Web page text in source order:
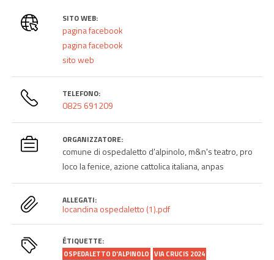
SITO WEB:
pagina facebook
pagina facebook
sito web
TELEFONO:
0825 691209
ORGANIZZATORE:
comune di ospedaletto d'alpinolo, m&n's teatro, pro
loco la fenice, azione cattolica italiana, anpas
ALLEGATI:
locandina ospedaletto (1).pdf
ÉTIQUETTE:
OSPEDALETTO D'ALPINOLO VIA CRUCIS 2024